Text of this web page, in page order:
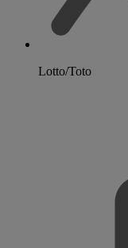
Lotto/Toto